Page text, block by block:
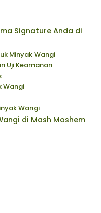
Signature Anda di
Minyak Wangi
Uji Keamanan
Wangi
Wangi
di Mash Moshem